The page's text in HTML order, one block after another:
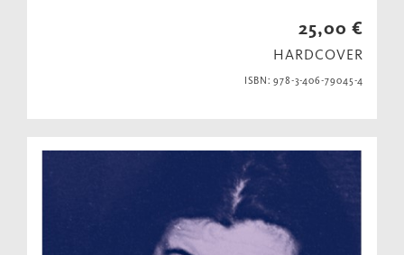
25,00 €
HARDCOVER
ISBN: 978-3-406-79045-4